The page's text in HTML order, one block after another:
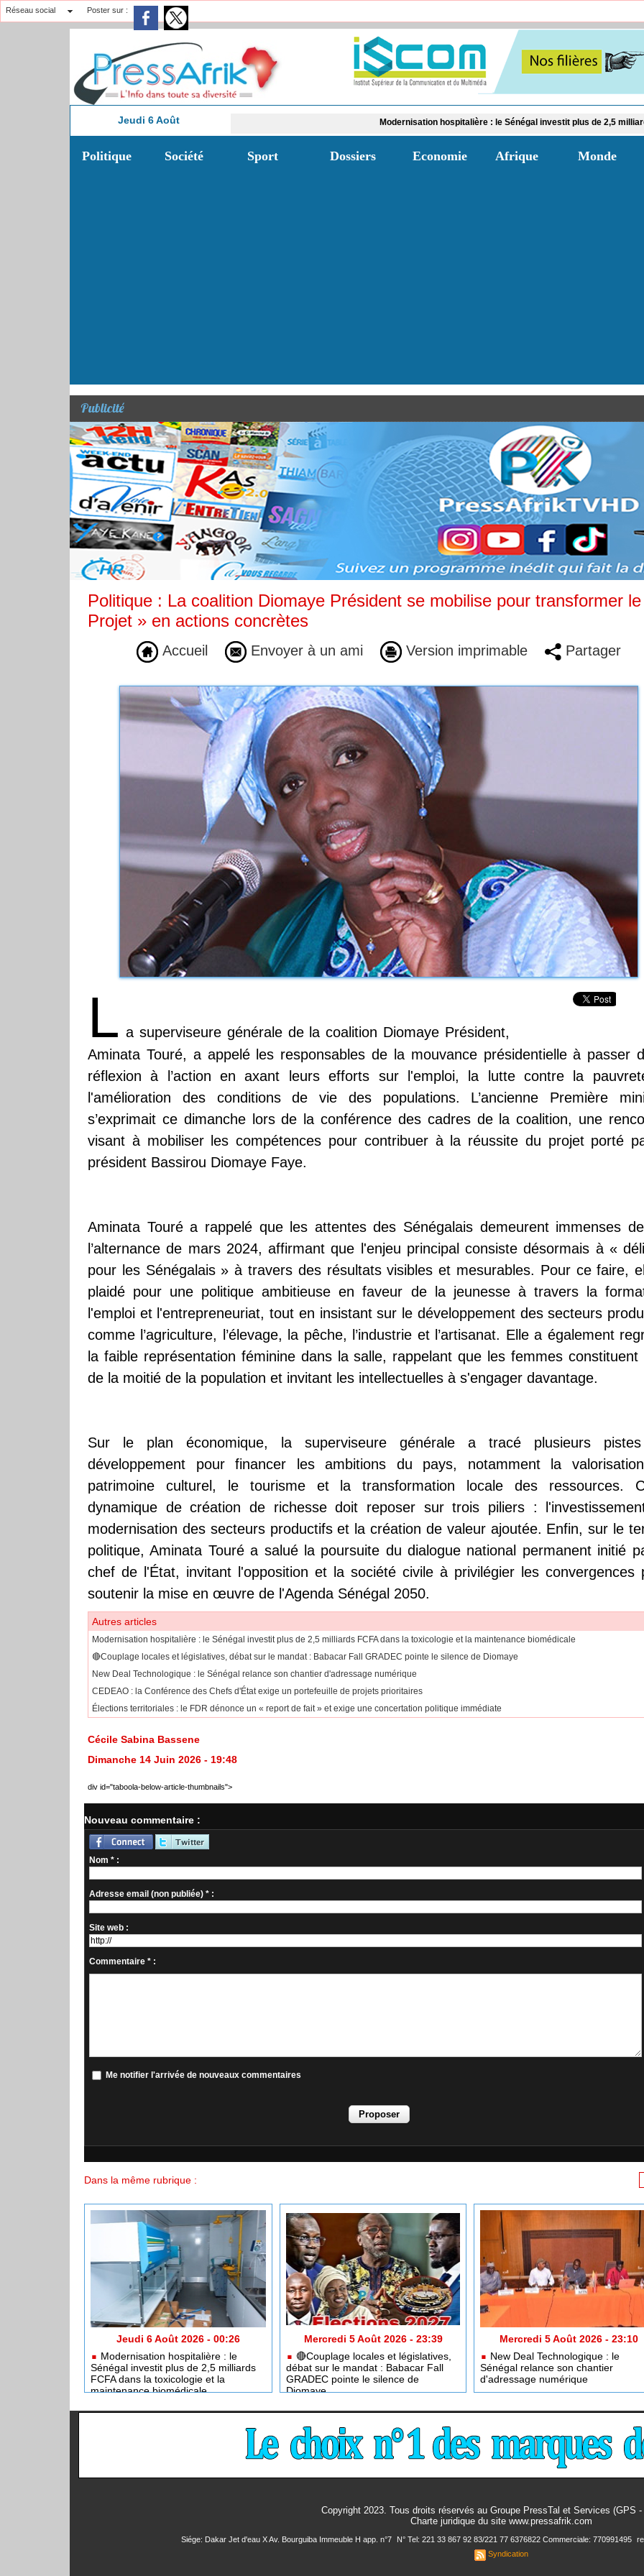
Réseau social Poster sur :
Jeudi 6 Août Modernisation hospitalière : le Sénégal investit plus de 2,5 milliards FCFA dans
Politique Société Sport Dossiers Economie Afrique Monde
Publicité
Politique : La coalition Diomaye Président se mobilise pour transformer
Projet » en actions concrètes
Accueil Envoyer à un ami Version imprimable Partager
L a superviseure générale de la coalition Diomaye Président,
Aminata Touré, a appelé les responsables de la mouvance présidentielle à passer
réflexion à l’action en axant leurs efforts sur l'emploi, la lutte contre la
l'amélioration des conditions de vie des populations. L’ancienne Première
s’exprimait ce dimanche lors de la conférence des cadres de la coalition, une
visant à mobiliser les compétences pour contribuer à la réussite du projet porté
président Bassirou Diomaye Faye.
Aminata Touré a rappelé que les attentes des Sénégalais demeurent immenses
l’alternance de mars 2024, affirmant que l'enjeu principal consiste désormais à «
pour les Sénégalais » à travers des résultats visibles et mesurables. Pour ce faire,
plaidé pour une politique ambitieuse en faveur de la jeunesse à travers la
l'emploi et l'entrepreneuriat, tout en insistant sur le développement des secteurs
comme l’agriculture, l’élevage, la pêche, l’industrie et l’artisanat. Elle a également
la faible représentation féminine dans la salle, rappelant que les femmes constituent
de la moitié de la population et invitant les intellectuelles à s'engager davantage.
Sur le plan économique, la superviseure générale a tracé plusieurs
développement pour financer les ambitions du pays, notamment la
patrimoine culturel, le tourisme et la transformation locale des ressources.
dynamique de création de richesse doit reposer sur trois piliers :
modernisation des secteurs productifs et la création de valeur ajoutée. Enfin, sur le
politique, Aminata Touré a salué la poursuite du dialogue national permanent initié
chef de l'État, invitant l'opposition et la société civile à privilégier les convergences
soutenir la mise en œuvre de l'Agenda Sénégal 2050.
Autres articles
Modernisation hospitalière : le Sénégal investit plus de 2,5 milliards FCFA dans la toxicologie et la maintenance biomédicale
🔴Couplage locales et législatives, débat sur le mandat : Babacar Fall GRADEC pointe le silence de Diomaye
New Deal Technologique : le Sénégal relance son chantier d'adressage numérique
CEDEAO : la Conférence des Chefs d'État exige un portefeuille de projets prioritaires
Élections territoriales : le FDR dénonce un « report de fait » et exige une concertation politique immédiate
Cécile Sabina Bassene
Dimanche 14 Juin 2026 - 19:48
div id="taboola-below-article-thumbnails">
Nouveau commentaire :
Nom * :
Adresse email (non publiée) * :
Site web :
Commentaire * :
Me notifier l'arrivée de nouveaux commentaires
Dans la même rubrique :
Jeudi 6 Août 2026 - 00:26
Modernisation hospitalière : le
Sénégal investit plus de 2,5 milliards
FCFA dans la toxicologie et la
maintenance biomédicale
Mercredi 5 Août 2026 - 23:39
🔴Couplage locales et législatives,
débat sur le mandat : Babacar Fall
GRADEC pointe le silence de
Diomaye
Mercredi 5 Août 2026 - 23:10
New Deal Technologique : le
Sénégal relance son chantier
d'adressage numérique
Copyright 2023. Tous droits réservés au Groupe PressTal et Services (GPS -
Charte juridiquedu site www.pressafrik.com
Siége: Dakar Jet d'eau X Av. Bourguiba Immeuble H app. n°7 N° Tel: 221 33 867 92 83/221 77 6376822 Commerciale: 770991495
Syndication